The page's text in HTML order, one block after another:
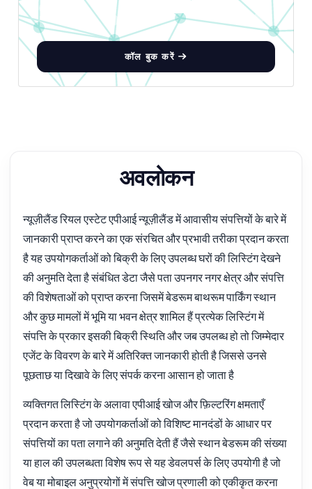
कॉल बुक करें
अवलोकन
न्यूज़ीलैंड रियल एस्टेट एपीआई न्यूज़ीलैंड में आवासीय संपत्तियों के बारे में
जानकारी प्राप्त करने का एक संरचित और प्रभावी तरीका प्रदान करता
है यह उपयोगकर्ताओं को बिक्री के लिए उपलब्ध घरों की लिस्टिंग देखने
की अनुमति देता है संबंधित डेटा जैसे पता उपनगर नगर क्षेत्र और संपत्ति
की विशेषताओं को प्राप्त करना जिसमें बेडरूम बाथरूम पार्किंग स्थान
और कुछ मामलों में भूमि या भवन क्षेत्र शामिल हैं प्रत्येक लिस्टिंग में
संपत्ति के प्रकार इसकी बिक्री स्थिति और जब उपलब्ध हो तो जिम्मेदार
एजेंट के विवरण के बारे में अतिरिक्त जानकारी होती है जिससे उनसे
पूछताछ या दिखावे के लिए संपर्क करना आसान हो जाता है
व्यक्तिगत लिस्टिंग के अलावा एपीआई खोज और फ़िल्टरिंग क्षमताएँ
प्रदान करता है जो उपयोगकर्ताओं को विशिष्ट मानदंडों के आधार पर
संपत्तियों का पता लगाने की अनुमति देती हैं जैसे स्थान बेडरूम की संख्या
या हाल की उपलब्धता विशेष रूप से यह डेवलपर्स के लिए उपयोगी है जो
वेब या मोबाइल अनुप्रयोगों में संपत्ति खोज प्रणाली को एकीकृत करना